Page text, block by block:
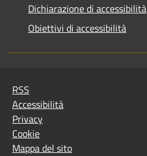
Dichiarazione di accessibilità
Obiettivi di accessibilità
RSS
Accessibilità
Privacy
Cookie
Mappa del sito